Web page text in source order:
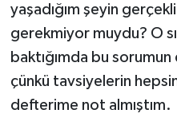
yaşadığım şeyin
gerekmiyor muydu? O
baktığımda bu
çünkü tavsiyelerin
defterime not almıştım.